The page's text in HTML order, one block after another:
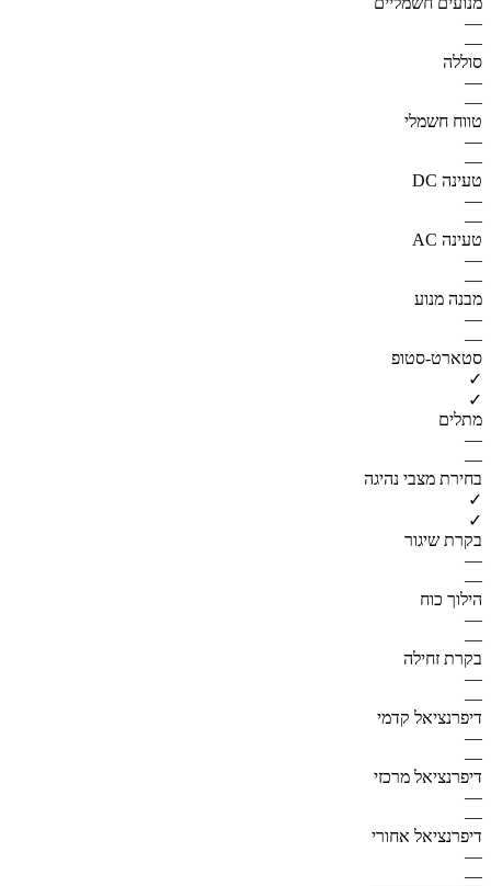
—
—
סוללה
—
—
טווח חשמלי
—
—
טעינה DC
—
—
טעינה AC
—
—
מבנה מנוע
—
—
סטארט-סטופ
✓
✓
מתלים
—
—
בחירת מצבי נהיגה
✓
✓
בקרת שיגור
—
—
הילוך כוח
—
—
בקרת זחילה
—
—
דיפרנציאל קדמי
—
—
דיפרנציאל מרכזי
—
—
דיפרנציאל אחורי
—
—